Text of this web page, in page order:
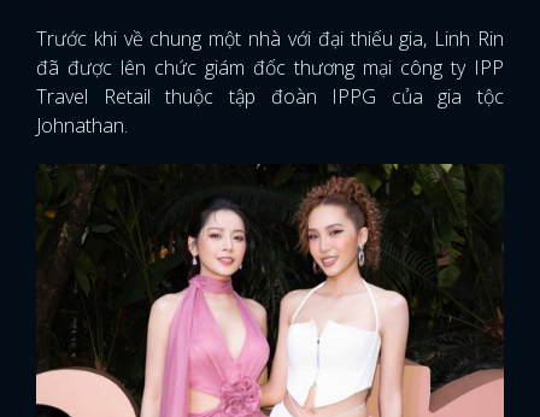
Trước khi về chung một nhà với đại thiếu gia, Linh Rin
đã được lên chức giám đốc thương mại công ty IPP
Travel Retail thuộc tập đoàn IPPG của gia tộc
Johnathan.